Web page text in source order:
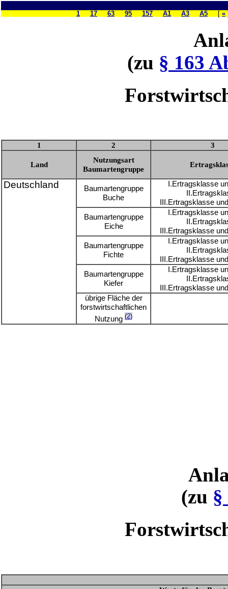
1 17 63 95 157 A1 A3 A5 [ «
(zu § 163
1 2 3
Land
Nutzungsart
Baumartengruppe
Deutschland
Baumartengruppe
Buche
I.Ertragsklasse
III.Ertragsklasse
Baumartengruppe
Eiche
I.Ertragsklasse
III.Ertragsklasse
Baumartengruppe
Fichte
I.Ertragsklasse
III.Ertragsklasse
Baumartengruppe
Kiefer
I.Ertragsklasse
III.Ertragsklasse
übrige Fläche der
forstwirtschaftlichen
Nutzung (2)
(zu §